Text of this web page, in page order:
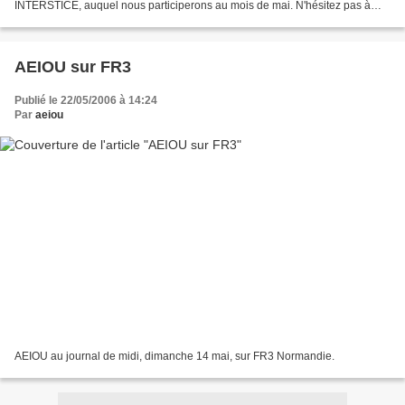
INTERSTICE, auquel nous participerons au mois de mai. N'hésitez pas à
AEIOU sur FR3
Publié le 22/05/2006 à 14:24
Par aeiou
AEIOU au journal de midi, dimanche 14 mai, sur FR3 Normandie.